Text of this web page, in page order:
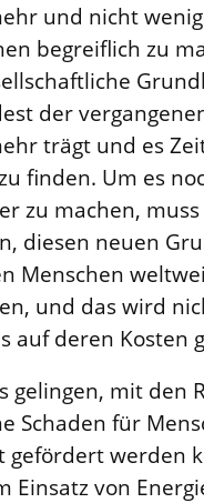
und nicht
begreiflich zu
der
trägt und es
finden. Um es
zu machen, muss
diesen neuen
Menschen
und das wird
auf deren Kosten
gelingen, mit den
Schaden für
gefördert werden
Einsatz von